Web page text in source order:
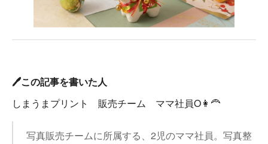
🖊️この記事を書いた人
しまうまプリント 販売チーム ママ社員O👩‍🦰
写真販売チームに所属する、2児のママ社員。写真整